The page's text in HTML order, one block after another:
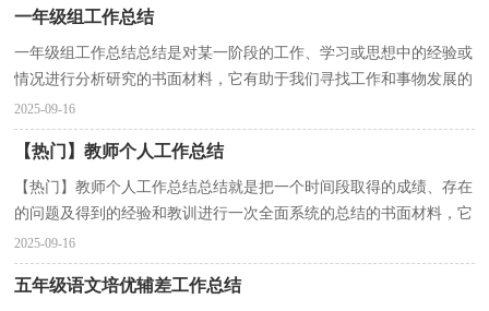
一年级组工作总结
一年级组工作总结总结是对某一阶段的工作、学习或思想中的经验或
情况进行分析研究的书面材料，它有助于我们寻找工作和事物发展的
规律，从而掌握并运用这些规律，让我们好好写一份...
2025-09-16
【热门】教师个人工作总结
【热门】教师个人工作总结总结就是把一个时间段取得的成绩、存在
的问题及得到的经验和教训进行一次全面系统的总结的书面材料，它
在我们的学习、工作中起到呈上启下的作用，不如...
2025-09-16
五年级语文培优辅差工作总结